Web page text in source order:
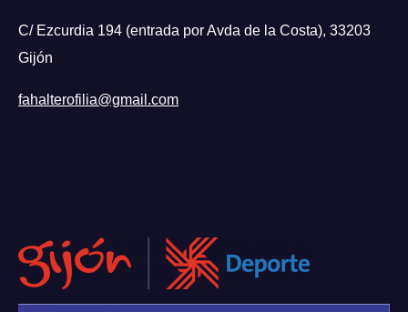
C/ Ezcurdia 194 (entrada por Avda de la Costa), 33203
Gijón
fahalterofilia@gmail.com